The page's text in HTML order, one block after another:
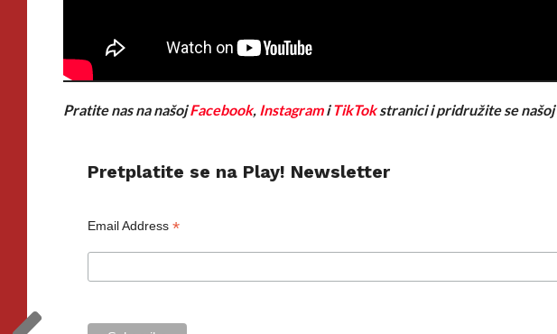
Pratite nas na našojFacebook, InstagramiTikTokstranici i pridružite se našoj
Pretplatite se na Play! Newsletter
Email Address*